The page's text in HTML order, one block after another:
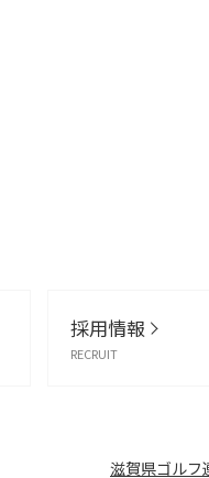
採用情報
RECRUIT
滋賀県ゴルフ